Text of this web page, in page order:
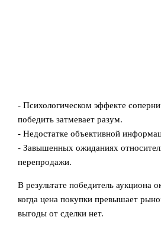
- Психологическом эффекте
победить затмевает разум.
- Недостатке объективной
- Завышенных ожиданиях
перепродажи.
В результате победитель аукциона
когда цена покупки превышает
выгоды от сделки нет.